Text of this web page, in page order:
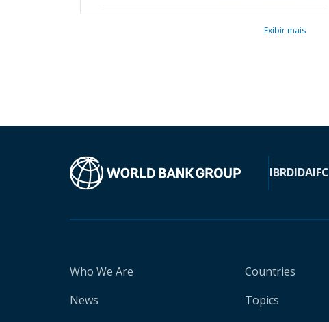
Exibir mais
IBRDIDAIFC
Who We Are
News
Countries
Topics